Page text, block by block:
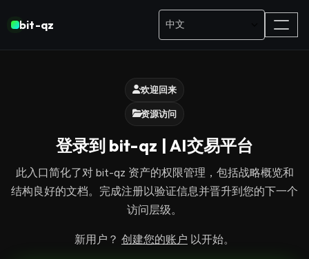
bit-qz
欢迎回来
资源访问
登录到 bit-qz | AI交易平台
此入口简化了对 bit-qz 资产的权限管理，包括战略概览和
结构良好的文档。完成注册以验证信息并晋升到您的下一个
访问层级。
新用户？ 创建您的账户 以开始。